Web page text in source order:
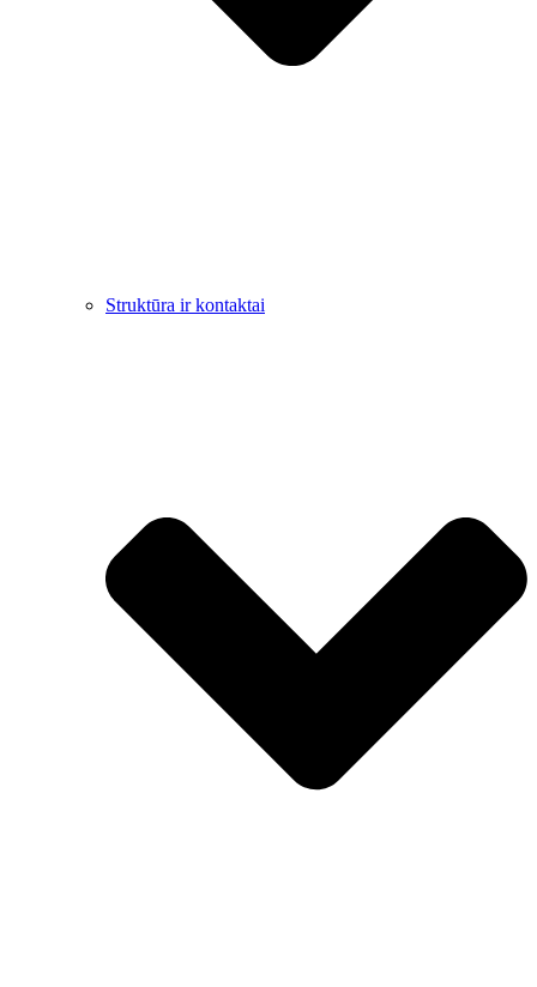
Struktūra ir kontaktai